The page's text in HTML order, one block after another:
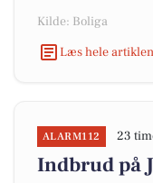
Kilde: Boliga
Læs hele
ALARM112 23
Indbrud på